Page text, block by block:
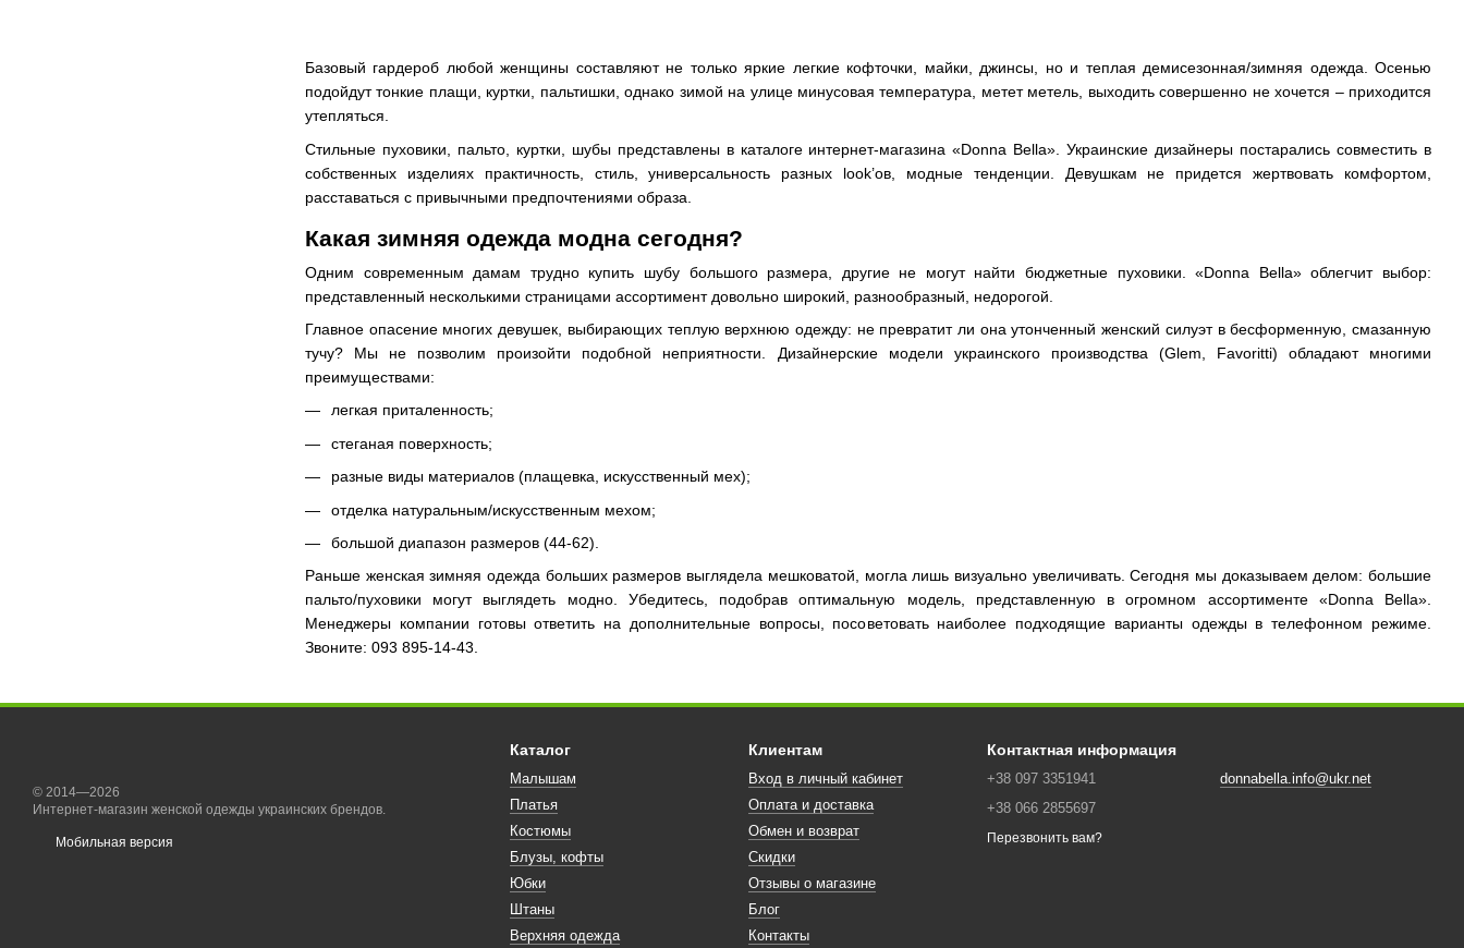
Базовый гардероб любой женщины составляют не только яркие легкие кофточки, майки, джинсы, но и теплая демисезонная/зимняя одежда. Осенью
подойдут тонкие плащи, куртки, пальтишки, однако зимой на улице минусовая температура, метет метель, выходить совершенно не хочется – приходится
утепляться.
Стильные пуховики, пальто, куртки, шубы представлены в каталоге интернет-магазина «Donna Bella». Украинские дизайнеры постарались совместить в
собственных изделиях практичность, стиль, универсальность разных look’ов, модные тенденции. Девушкам не придется жертвовать комфортом,
расставаться с привычными предпочтениями образа.
Какая зимняя одежда модна сегодня?
Одним современным дамам трудно купить шубу большого размера , другие не могут найти бюджетные пуховики. «Donna Bella» облегчит выбор:
представленный несколькими страницами ассортимент довольно широкий, разнообразный, недорогой.
Главное опасение многих девушек, выбирающих теплую верхнюю одежду: не превратит ли она утонченный женский силуэт в бесформенную, смазанную
тучу? Мы не позволим произойти подобной неприятности. Дизайнерские модели украинского производства (Glem, Favoritti) обладают многими
преимуществами:
легкая приталенность;
стеганая поверхность;
разные виды материалов (плащевка, искусственный мех);
отделка натуральным/искусственным мехом;
большой диапазон размеров (44-62).
Раньше женская зимняя одежда больших размеров выглядела мешковатой, могла лишь визуально увеличивать. Сегодня мы доказываем делом: большие
пальто/пуховики могут выглядеть модно. Убедитесь, подобрав оптимальную модель, представленную в огромном ассортименте «Donna Bella».
Менеджеры компании готовы ответить на дополнительные вопросы, посоветовать наиболее подходящие варианты одежды в телефонном режиме.
Звоните: 093 895-14-43.
© 2014—2026
Интернет-магазин женской одежды украинских брендов.
Мобильная версия
Каталог
Малышам
Платья
Костюмы
Блузы, кофты
Юбки
Штаны
Верхняя одежда
Клиентам
Вход в личный кабинет
Оплата и доставка
Обмен и возврат
Скидки
Отзывы о магазине
Блог
Контакты
Контактная информация
+38 097 3351941
+38 066 2855697
Перезвонить вам?
donnabella.info@ukr.net